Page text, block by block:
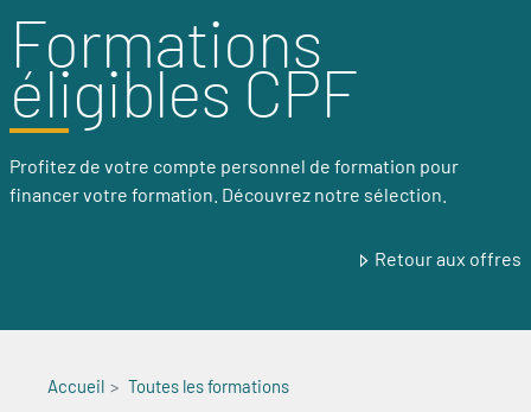
Formations
éligibles CPF
Profitez de votre compte personnel de formation pour
financer votre formation. Découvrez notre sélection.
Retour aux offres
Accueil Toutes les formations